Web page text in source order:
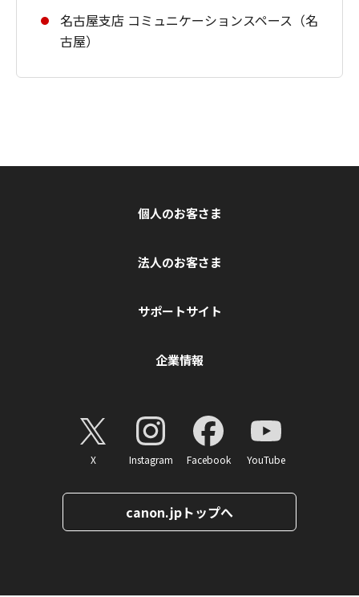
名古屋支店 コミュニケーションスペース（名
古屋）
個人のお客さま
法人のお客さま
サポートサイト
企業情報
X Instagram Facebook YouTube
canon.jpトップへ